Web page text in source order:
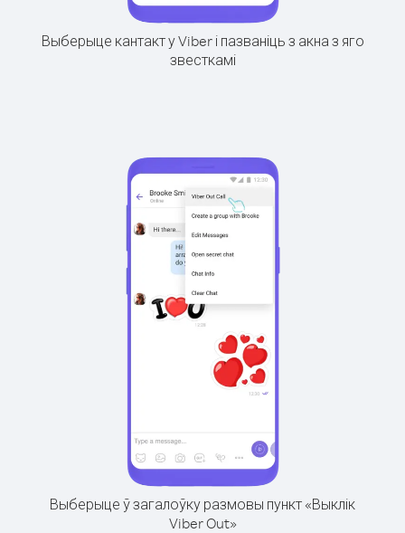
Выберыце кантакт у Viber і пазваніць з акна з яго
звесткамі
Выберыце ў загалоўку размовы пункт «Выклік
Viber Out»